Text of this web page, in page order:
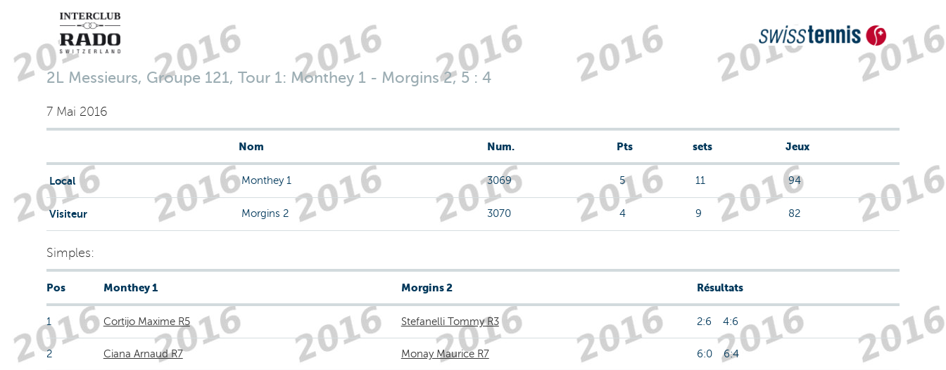
2L Messieurs, Groupe 121, Tour 1: Monthey 1 - Morgins 2, 5 : 4
7 Mai 2016
Nom Num. Pts sets Jeux
Local Monthey 1 3069 5 11 94
Visiteur Morgins 2 3070 4 9 82
Simples:
Pos Monthey 1 Morgins 2 Résultats
1 Cortijo Maxime R5 Stefanelli Tommy R3 2:6 4:6
2 Ciana Arnaud R7 Monay Maurice R7 6:0 6:4